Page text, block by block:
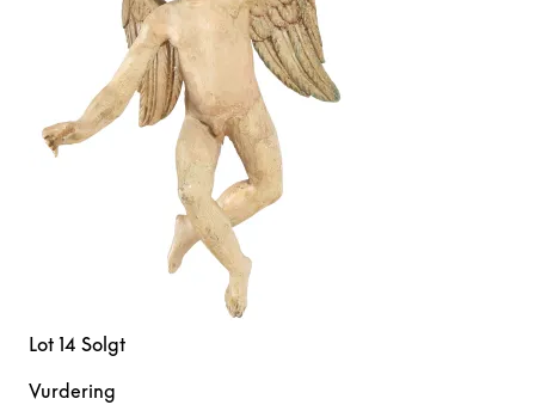
Lot 14 Solgt
Vurdering